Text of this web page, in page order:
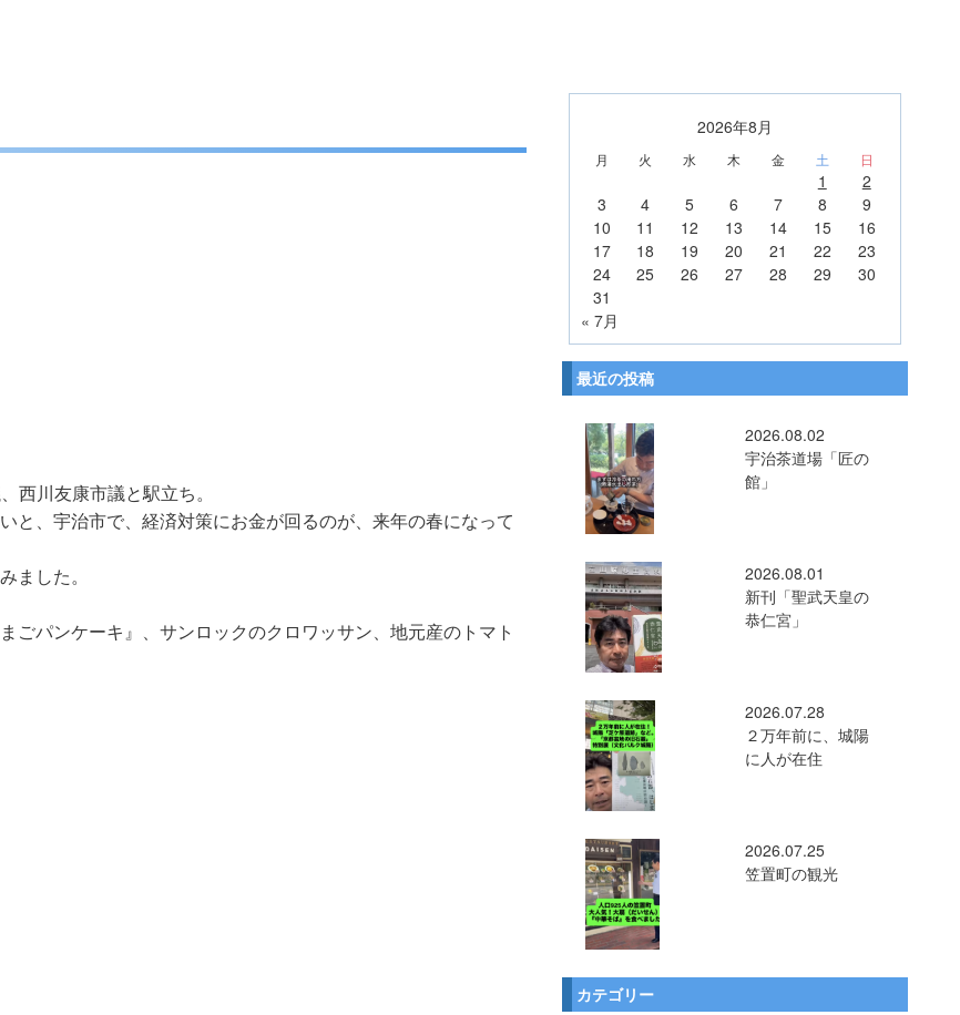
西川友康市議と駅立ち。
と、宇治市で、経済対策にお金が回るのが、来年の春になって
ました。
ごパンケーキ』、サンロックのクロワッサン、地元産のトマト
2026年8月
月 火 水 木 金 土 日
1
2
3
4 5 6 7 8
9
10
11 12 13 14 15
16
17
18 19 20 21 22
23
24
25 26 27 28 29
30
31
« 7月
最近の投稿
2026.08.02
宇治茶道場「匠の
館」
2026.08.01
新刊「聖武天皇の
恭仁宮」
2026.07.28
２万年前に、城陽
に人が在住
2026.07.25
笠置町の観光
カテゴリー